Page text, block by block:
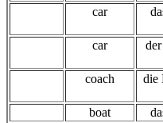
car
car
coach
die
boat